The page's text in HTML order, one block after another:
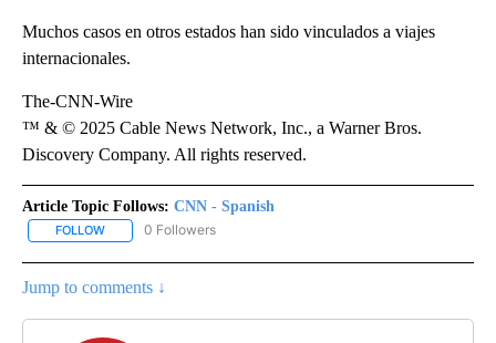
Muchos casos en otros estados han sido vinculados a viajes
internacionales.
The-CNN-Wire
™ & © 2025 Cable News Network, Inc., a Warner Bros.
Discovery Company. All rights reserved.
Article Topic Follows: CNN - Spanish
FOLLOW FOLLOW "CNN - SPANISH" TO RECEIVE NOTIFICATIONS ABOUT
0 Followers
Jump to comments ↓